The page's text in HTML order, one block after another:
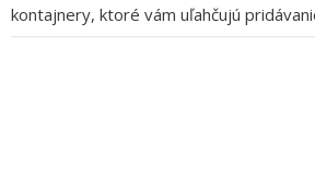
kontajnery, ktoré vám uľahčujú